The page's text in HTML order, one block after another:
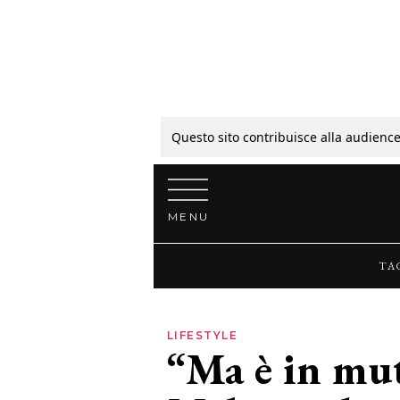
Questo sito contribuisce alla
Vai al contenuto
MENU
LIFESTYLE
“Ma è in